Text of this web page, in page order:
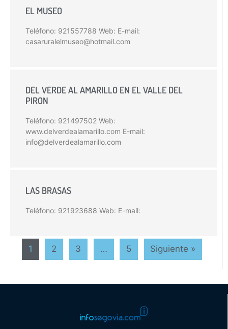
EL MUSEO
Teléfono: 921557788 Web: E-mail:
casaruralelmuseo@hotmail.com
DEL VERDE AL AMARILLO EN EL VALLE DEL
PIRON
Teléfono: 921497502 Web:
www.delverdealamarillo.com E-mail:
info@delverdealamarillo.com
LAS BRASAS
Teléfono: 921923688 Web: E-mail:
1 2 3 … 5 Siguiente »